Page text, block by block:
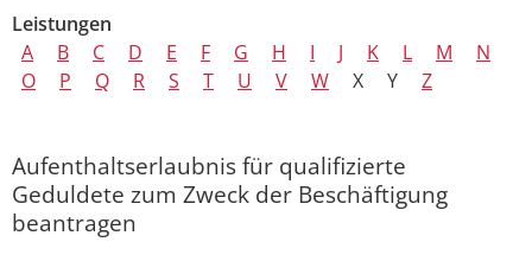
Leistungen
A
B C D E F G H I J K L M
N
O
P Q R S T U V W X Y Z
Aufenthaltserlaubnis für qualifizierte
Geduldete zum Zweck der Beschäftigung
beantragen